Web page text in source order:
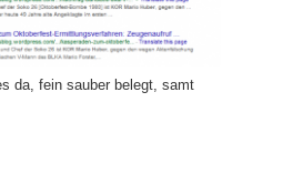
da, fein sauber belegt, samt